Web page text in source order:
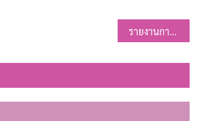
รายงานการรับของขวัญและของกำนัลตามนโยบาย No Gift Policy จากการปฏิบัติหน้าที่